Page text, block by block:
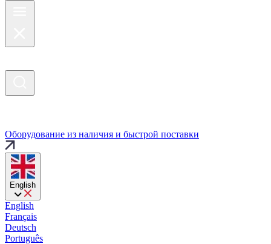
Оборудование из наличия и быстрой поставки
English
English
Français
Deutsch
Português